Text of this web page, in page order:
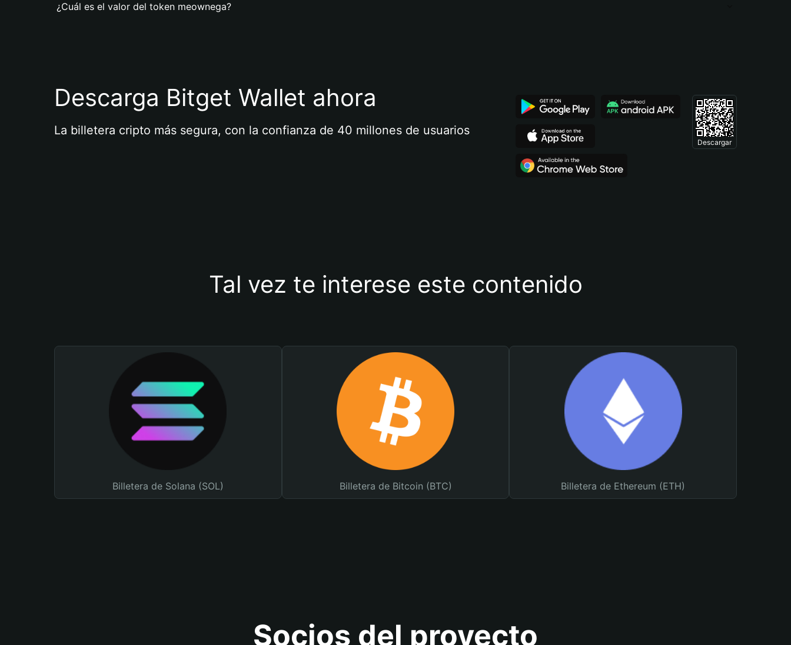
¿Cuál es el valor del token meownega?
Descarga Bitget Wallet ahora
La billetera cripto más segura, con la confianza de 40 millones de usuarios
Descargar
Tal vez te interese este contenido
Billetera de Solana (SOL) Billetera de Bitcoin (BTC) Billetera de Ethereum (ETH)
Socios del proyecto